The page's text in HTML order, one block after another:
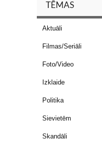
TĒMAS
Aktuāli
Filmas/Seriāli
Foto/Video
Izklaide
Politika
Sievietēm
Skandāli